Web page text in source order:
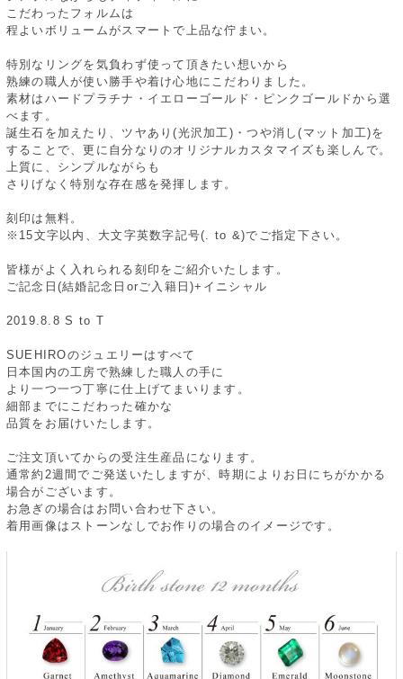
こだわったフォルムは
程よいボリュームがスマートで上品な佇まい。
特別なリングを気負わず使って頂きたい想いから
熟練の職人が使い勝手や着け心地にこだわりました。
素材はハードプラチナ・イエローゴールド・ピンクゴールドから選
べます。
誕生石を加えたり、ツヤあり(光沢加工)・つや消し(マット加工)を
することで、更に自分なりのオリジナルカスタマイズも楽しんで。
上質に、シンプルながらも
さりげなく特別な存在感を発揮します。
刻印は無料。
※15文字以内、大文字英数字記号(. to &)でご指定下さい。
皆様がよく入れられる刻印をご紹介いたします。
ご記念日(結婚記念日orご入籍日)+イニシャル
2019.8.8 S to T
SUEHIROのジュエリーはすべて
日本国内の工房で熟練した職人の手に
より一つ一つ丁寧に仕上げてまいります。
細部までにこだわった確かな
品質をお届けいたします。
ご注文頂いてからの受注生産品になります。
通常約2週間でご発送いたしますが、時期によりお日にちがかかる
場合がございます。
お急ぎの場合はお問い合わせ下さい。
着用画像はストーンなしでお作りの場合のイメージです。